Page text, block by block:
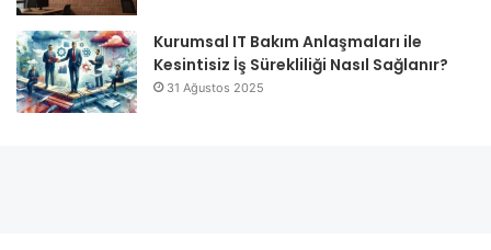
Kurumsal IT Bakım Anlaşmaları ile
Kesintisiz İş Sürekliliği Nasıl Sağlanır?
31 Ağustos 2025